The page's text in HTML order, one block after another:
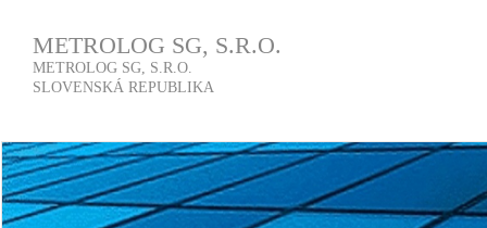
METROLOG SG, S.R.O.
METROLOG SG, S.R.O.
SLOVENSKÁ REPUBLIKA